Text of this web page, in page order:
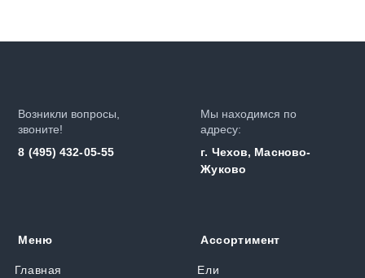
Возникли вопросы,
звоните!
8 (495) 432-05-55
Мы находимся по
адресу:
г. Чехов, Масново-
Жуково
Главная
Меню
Ели
Ассортимент